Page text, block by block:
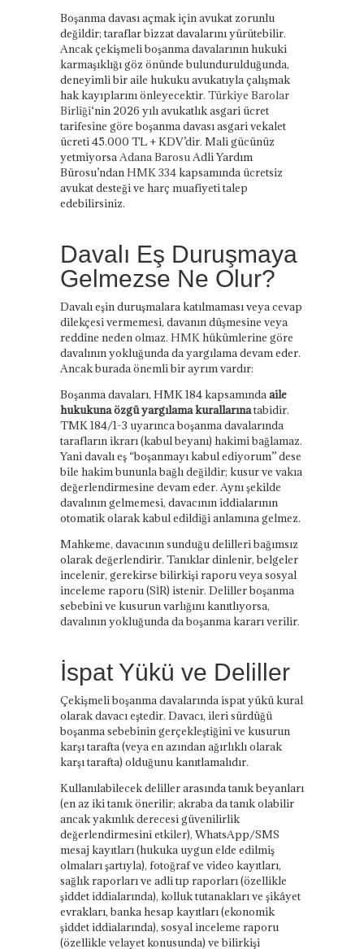
Boşanma davası açmak için avukat zorunlu
değildir; taraflar bizzat davalarını yürütebilir.
Ancak çekişmeli boşanma davalarının hukuki
karmaşıklığı göz önünde bulundurulduğunda,
deneyimli bir aile hukuku avukatıyla çalışmak
hak kayıplarını önleyecektir. Türkiye Barolar
Birliği‘nin 2026 yılı avukatlık asgari ücret
tarifesine göre boşanma davası asgari vekalet
ücreti 45.000 TL + KDV’dir. Mali gücünüz
yetmiyorsaAdana BarosuAdli Yardım
Bürosu’ndanHMK 334kapsamında ücretsiz
avukat desteği ve harç muafiyeti talep
edebilirsiniz.
Davalı Eş Duruşmaya
Gelmezse Ne Olur?
Davalı eşin duruşmalara katılmaması veya cevap
dilekçesi vermemesi, davanın düşmesine veya
reddine neden olmaz. HMKhükümlerine göre
davalının yokluğunda da yargılama devam eder.
Ancak burada önemli bir ayrım vardır:
Boşanma davaları, HMK 184 kapsamındaaile
hukukuna özgü yargılama kurallarınatabidir.
TMK 184/1-3 uyarınca boşanma davalarında
tarafların ikrarı (kabul beyanı) hakimi bağlamaz.
Yani davalı eş “boşanmayı kabul ediyorum” dese
bile hakim bununla bağlı değildir; kusur ve vakıa
değerlendirmesine devam eder. Aynı şekilde
davalının gelmemesi, davacının iddialarının
otomatik olarak kabul edildiği anlamına gelmez.
Mahkeme, davacının sunduğu delilleri bağımsız
olarak değerlendirir. Tanıklar dinlenir, belgeler
incelenir, gerekirse bilirkişi raporu veya sosyal
inceleme raporu (SİR) istenir. Deliller boşanma
sebebini ve kusurun varlığını kanıtlıyorsa,
davalının yokluğunda da boşanma kararı verilir.
İspat Yükü ve Deliller
Çekişmeli boşanma davalarında ispat yükü kural
olarak davacı eştedir. Davacı, ileri sürdüğü
boşanma sebebinin gerçekleştiğini ve kusurun
karşı tarafta (veya en azından ağırlıklı olarak
karşı tarafta) olduğunu kanıtlamalıdır.
Kullanılabilecek deliller arasında tanık beyanları
(en az iki tanık önerilir; akraba da tanık olabilir
ancak yakınlık derecesi güvenilirlik
değerlendirmesini etkiler), WhatsApp/SMS
mesaj kayıtları (hukuka uygun elde edilmiş
olmaları şartıyla), fotoğraf ve video kayıtları,
sağlık raporları ve adli tıp raporları (özellikle
şiddet iddialarında), kolluk tutanakları ve şikâyet
evrakları, banka hesap kayıtları (ekonomik
şiddet iddialarında), sosyal inceleme raporu
(özellikle velayet konusunda) ve bilirkişi